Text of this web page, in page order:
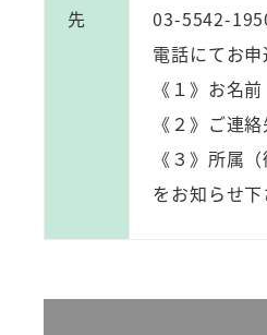
先
03-5542-
電話にてお
《１》お名前
《２》ご連
《３》所属
をお知らせ下